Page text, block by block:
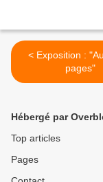
< Exposition : "Au fil des
pages"
Hébergé par
Top articles
Pages